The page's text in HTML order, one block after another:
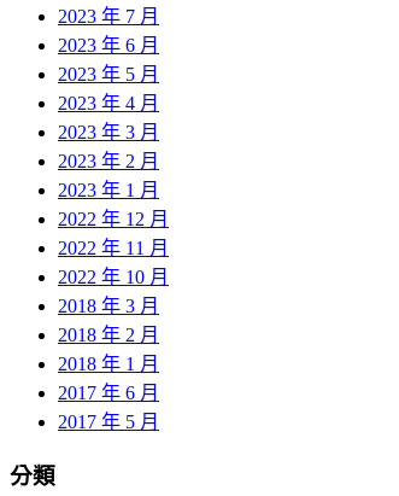
2023 年 7 月
2023 年 6 月
2023 年 5 月
2023 年 4 月
2023 年 3 月
2023 年 2 月
2023 年 1 月
2022 年 12 月
2022 年 11 月
2022 年 10 月
2018 年 3 月
2018 年 2 月
2018 年 1 月
2017 年 6 月
2017 年 5 月
分類